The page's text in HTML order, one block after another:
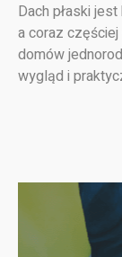
Dach płaski
a coraz
domów
wygląd i